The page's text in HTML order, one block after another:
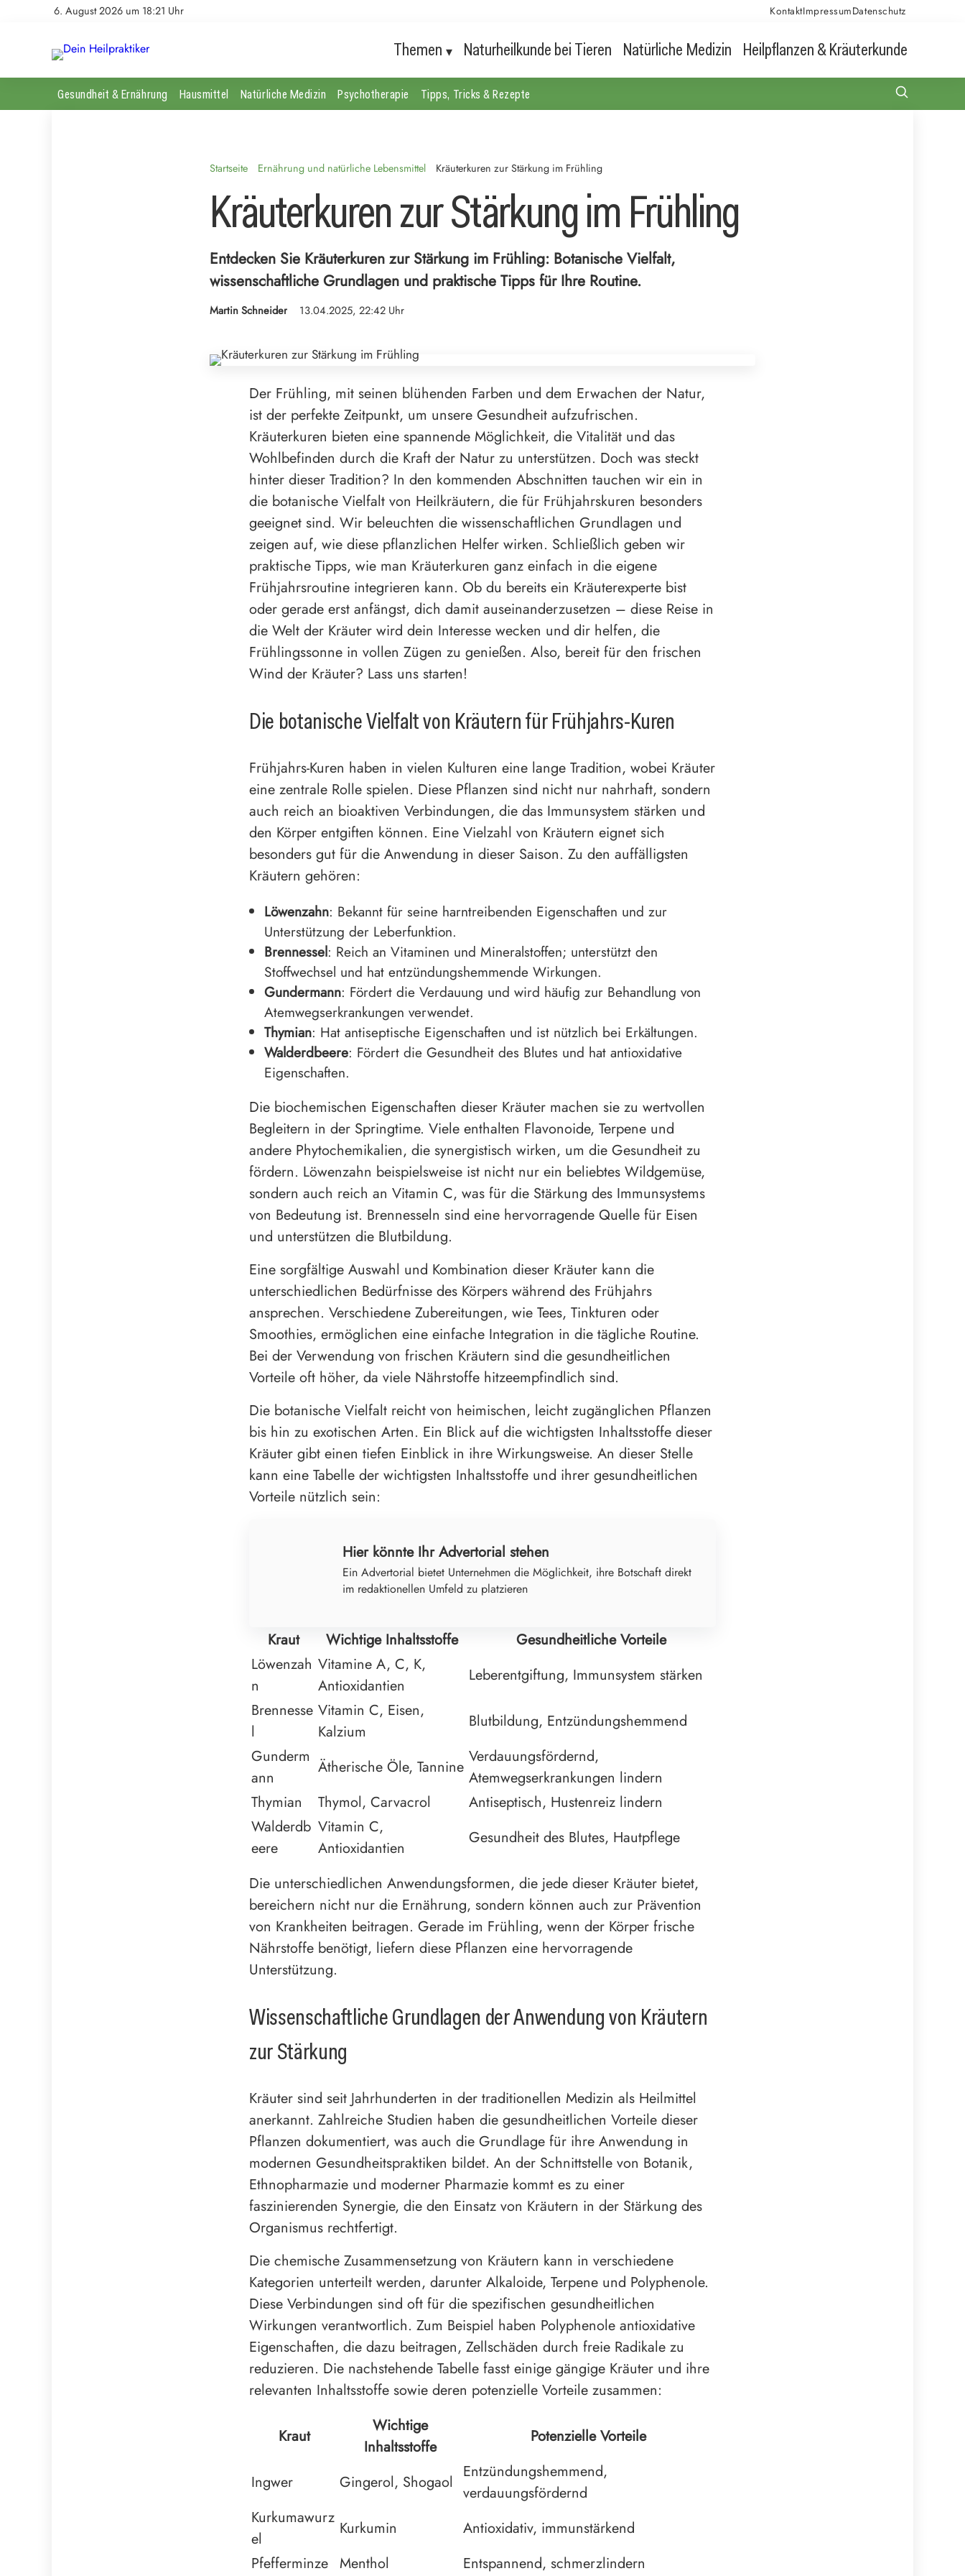
6. August 2026 um 18:21 Uhr KontaktImpressumDatenschutz
Themen Naturheilkunde bei Tieren Natürliche Medizin Heilpflanzen & Kräuterkunde
Gesundheit & Ernährung Hausmittel Natürliche Medizin Psychotherapie Tipps, Tricks & Rezepte
Startseite Ernährung und natürliche Lebensmittel Kräuterkuren zur Stärkung im Frühling
Kräuterkuren zur Stärkung im Frühling
Entdecken Sie Kräuterkuren zur Stärkung im Frühling: Botanische Vielfalt,
wissenschaftliche Grundlagen und praktische Tipps für Ihre Routine.
Martin Schneider 13.04.2025, 22:42 Uhr
Der Frühling, mit seinen blühenden Farben und dem Erwachen der Natur,
ist der perfekte Zeitpunkt, um unsere Gesundheit aufzufrischen.
Kräuterkuren bieten eine spannende Möglichkeit, die Vitalität und das
Wohlbefinden durch die Kraft der Natur zu unterstützen. Doch was steckt
hinter dieser Tradition? In den kommenden Abschnitten tauchen wir ein in
die botanische Vielfalt von Heilkräutern, die für Frühjahrskuren besonders
geeignet sind. Wir beleuchten die wissenschaftlichen Grundlagen und
zeigen auf, wie diese pflanzlichen Helfer wirken. Schließlich geben wir
praktische Tipps, wie man Kräuterkuren ganz einfach in die eigene
Frühjahrsroutine integrieren kann. Ob du bereits ein Kräuterexperte bist
oder gerade erst anfängst, dich damit auseinanderzusetzen – diese Reise in
die Welt der Kräuter wird dein Interesse wecken und dir helfen, die
Frühlingssonne in vollen Zügen zu genießen. Also, bereit für den frischen
Wind der Kräuter? Lass uns starten!
Die botanische Vielfalt von Kräutern für Frühjahrs-Kuren
Frühjahrs-Kuren haben in vielen Kulturen eine lange Tradition, wobei Kräuter
eine zentrale Rolle spielen. Diese Pflanzen sind nicht nur nahrhaft, sondern
auch reich an bioaktiven Verbindungen, die das Immunsystem stärken und
den Körper entgiften können. Eine Vielzahl von Kräutern eignet sich
besonders gut für die Anwendung in dieser Saison. Zu den auffälligsten
Kräutern gehören:
Löwenzahn: Bekannt für seine harntreibenden Eigenschaften und zur
Unterstützung der Leberfunktion.
Brennessel: Reich an Vitaminen und Mineralstoffen; unterstützt den
Stoffwechsel und hat entzündungshemmende Wirkungen.
Gundermann: Fördert die Verdauung und wird häufig zur Behandlung von
Atemwegserkrankungen verwendet.
Thymian: Hat antiseptische Eigenschaften und ist nützlich bei Erkältungen.
Walderdbeere: Fördert die Gesundheit des Blutes und hat antioxidative
Eigenschaften.
Die biochemischen Eigenschaften dieser Kräuter machen sie zu wertvollen
Begleitern in der Springtime. Viele enthalten Flavonoide, Terpene und
andere Phytochemikalien, die synergistisch wirken, um die Gesundheit zu
fördern. Löwenzahn beispielsweise ist nicht nur ein beliebtes Wildgemüse,
sondern auch reich an Vitamin C, was für die Stärkung des Immunsystems
von Bedeutung ist. Brennesseln sind eine hervorragende Quelle für Eisen
und unterstützen die Blutbildung.
Eine sorgfältige Auswahl und Kombination dieser Kräuter kann die
unterschiedlichen Bedürfnisse des Körpers während des Frühjahrs
ansprechen. Verschiedene Zubereitungen, wie Tees, Tinkturen oder
Smoothies, ermöglichen eine einfache Integration in die tägliche Routine.
Bei der Verwendung von frischen Kräutern sind die gesundheitlichen
Vorteile oft höher, da viele Nährstoffe hitzeempfindlich sind.
Die botanische Vielfalt reicht von heimischen, leicht zugänglichen Pflanzen
bis hin zu exotischen Arten. Ein Blick auf die wichtigsten Inhaltsstoffe dieser
Kräuter gibt einen tiefen Einblick in ihre Wirkungsweise. An dieser Stelle
kann eine Tabelle der wichtigsten Inhaltsstoffe und ihrer gesundheitlichen
Vorteile nützlich sein:
Hier könnte Ihr Advertorial stehen
Ein Advertorial bietet Unternehmen die Möglichkeit, ihre Botschaft direkt
im redaktionellen Umfeld zu platzieren
Kraut Wichtige Inhaltsstoffe
Gesundheitliche Vorteile
Löwenzah
n
Vitamine A, C, K,
Antioxidantien
Leberentgiftung, Immunsystem stärken
Brennesse
l
Vitamin C, Eisen,
Kalzium
Blutbildung, Entzündungshemmend
Gunderm
ann
Ätherische Öle, Tannine
Verdauungsfördernd,
Atemwegserkrankungen lindern
Thymian
Thymol, Carvacrol
Antiseptisch, Hustenreiz lindern
Walderdb
eere
Vitamin C,
Antioxidantien
Gesundheit des Blutes, Hautpflege
Die unterschiedlichen Anwendungsformen, die jede dieser Kräuter bietet,
bereichern nicht nur die Ernährung, sondern können auch zur Prävention
von Krankheiten beitragen. Gerade im Frühling, wenn der Körper frische
Nährstoffe benötigt, liefern diese Pflanzen eine hervorragende
Unterstützung.
Wissenschaftliche Grundlagen der Anwendung von Kräutern
zur Stärkung
Kräuter sind seit Jahrhunderten in der traditionellen Medizin als Heilmittel
anerkannt. Zahlreiche Studien haben die gesundheitlichen Vorteile dieser
Pflanzen dokumentiert, was auch die Grundlage für ihre Anwendung in
modernen Gesundheitspraktiken bildet. An der Schnittstelle von Botanik,
Ethnopharmazie und moderner Pharmazie kommt es zu einer
faszinierenden Synergie, die den Einsatz von Kräutern in der Stärkung des
Organismus rechtfertigt.
Die chemische Zusammensetzung von Kräutern kann in verschiedene
Kategorien unterteilt werden, darunter Alkaloide, Terpene und Polyphenole.
Diese Verbindungen sind oft für die spezifischen gesundheitlichen
Wirkungen verantwortlich. Zum Beispiel haben Polyphenole antioxidative
Eigenschaften, die dazu beitragen, Zellschäden durch freie Radikale zu
reduzieren. Die nachstehende Tabelle fasst einige gängige Kräuter und ihre
relevanten Inhaltsstoffe sowie deren potenzielle Vorteile zusammen:
Kraut
Wichtige
Inhaltsstoffe
Potenzielle Vorteile
Ingwer Gingerol, Shogaol
Entzündungshemmend,
verdauungsfördernd
Kurkumawurz
el
Kurkumin
Antioxidativ, immunstärkend
Pfefferminze Menthol Entspannend, schmerzlindern